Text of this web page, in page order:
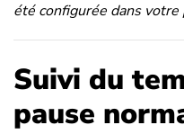
été configurée dans
Suivi du
pause